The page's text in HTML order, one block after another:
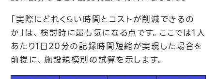
「実際にどれくらい時間とコストが削減できるの
か」は、検討時に最も気になる点です。ここでは1人
あたり1日20分の記録時間短縮が実現した場合を
前提に、施設規模別の試算を示します。